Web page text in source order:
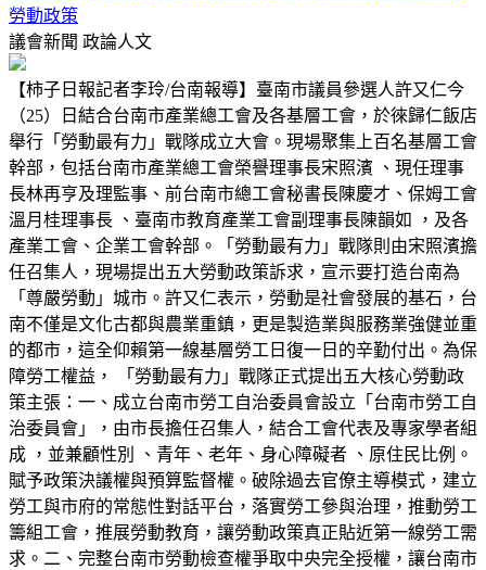
勞動政策
議會新聞 政論人文
【柿子日報記者李玲/台南報導】臺南市議員參選人許又仁今
（25）日結合台南市產業總工會及各基層工會，於徠歸仁飯店
舉行「勞動最有力」戰隊成立大會。現場聚集上百名基層工會
幹部，包括台南市產業總工會榮譽理事長宋照濱 、現任理事
長林再亨及理監事、前台南市總工會秘書長陳慶才、保姆工會
溫月桂理事長 、臺南市教育產業工會副理事長陳韻如 ，及各
產業工會、企業工會幹部。「勞動最有力」戰隊則由宋照濱擔
任召集人，現場提出五大勞動政策訴求，宣示要打造台南為
「尊嚴勞動」城市。許又仁表示，勞動是社會發展的基石，台
南不僅是文化古都與農業重鎮，更是製造業與服務業強健並重
的都市，這全仰賴第一線基層勞工日復一日的辛勤付出。為保
障勞工權益， 「勞動最有力」戰隊正式提出五大核心勞動政
策主張：一、成立台南市勞工自治委員會設立「台南市勞工自
治委員會」，由市長擔任召集人，結合工會代表及專家學者組
成 ，並兼顧性別 、青年、老年、身心障礙者 、原住民比例。
賦予政策決議權與預算監督權。破除過去官僚主導模式，建立
勞工與市府的常態性對話平台，落實勞工參與治理，推動勞工
籌組工會，推展勞動教育，讓勞動政策真正貼近第一線勞工需
求。二、完整台南市勞動檢查權爭取中央完全授權，讓台南市